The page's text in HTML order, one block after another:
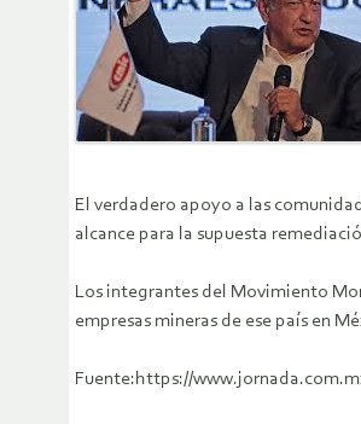
El verdadero apoyo a las
alcance para la supuesta
Los integrantes del Movimiento
empresas mineras de ese país en
Fuente:https://